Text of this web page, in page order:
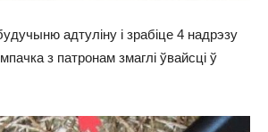
адтуліну і зрабіце 4 надрэзу
з патронам змаглі ўвайсці ў